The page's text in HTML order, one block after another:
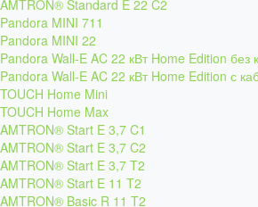
AMTRON® Standard E 22 C2
Pandora MINI 711
Pandora MINI 22
Pandora Wall-E AC 22 кВт Home Edition без
Pandora Wall-E AC 22 кВт Home Edition с
TOUCH Home Mini
TOUCH Home Max
AMTRON® Start E 3,7 C1
AMTRON® Start E 3,7 C2
AMTRON® Start E 3,7 T2
AMTRON® Start E 11 T2
AMTRON® Basic R 11 T2